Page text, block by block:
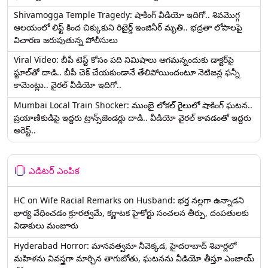
Shivamogga Temple Tragedy: షాకింగ్ వీడియో ఇదిగో.. శివమొగ్గ
ఆలయంలో లిఫ్ట్ కింద చిక్కుకుని రిటైర్డ్ ఇంజినీర్ మృతి.. భద్రతా లోపాలపై
విచారణ జరుపుతున్న పోలీసులు
Viral Video: బీపీ టెస్ట్‌ కోసం పది నిమిషాలు ఆగమన్నందుకు డాక్టర్‌పై
స్టూల్‌తో దాడి.. బీపీ చెక్ చేయకుండానే తేలిపోయిందంటూ నెటిజన్ల ఫన్నీ
కామెంట్లు.. వైరల్ వీడియో ఇదిగో..
Mumbai Local Train Shocker: ముంబై లోకల్ రైలులో షాకింగ్ ఘటన..
ప్రయాణికుడిపై ఇద్దరు ట్రాన్స్‌జెండర్లు దాడి.. వీడియో వైరల్ కావడంతో ఇద్దరు
అరెస్ట్..
ఎడిటర్ ఎంపిక
HC on Wife Racial Remarks on Husband: భర్త న‌ల్ల‌గా ఉన్నాడ‌ని
భార్య వేధించ‌డం క్రూర‌త్వ‌మే, కర్ణాటక హైకోర్టు సంచలన తీర్పు, దంపతులకు
విడాకులు మంజూరు
Hyderabad Horror: మానవత్వమా నీవెక్కడ, హైదరాబాద్ శివార్లలో
మహిళను వివస్త్రగా మార్చిన తాగుబోతు, ఘటనను వీడియో తీస్తూ ఎంజాయ్